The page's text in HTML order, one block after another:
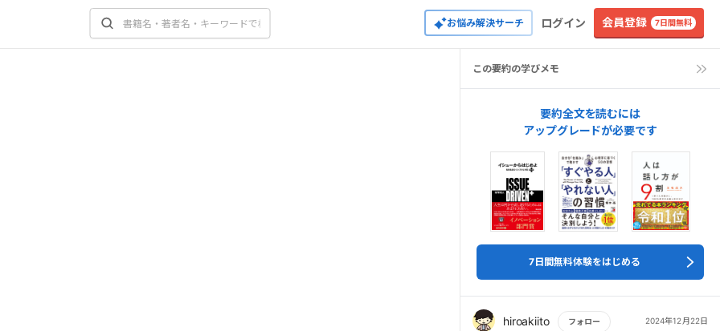
お悩み解決サーチ ログイン 会員登録 7日間無料
この要約の学びメモ
要約全文を読むには
アップグレードが必要です
7日間無料体験をはじめる
hiroakiito フォロー 2024年12月22日